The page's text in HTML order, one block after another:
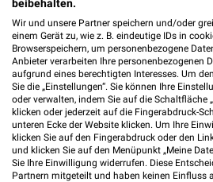
516,55 km • Angebote:
dm Schwabmünchen
Gottlieb-Daimler-Straße
86830 Schwabmünchen
Heute 08:00 - 20:00
515,75 km
beibehalten.
Wir und unsere Partner speichern und/oder
einem Gerät zu, wie z. B. eindeutige IDs in
Browserspeichern, um personenbezogene
Anbieter verarbeiten Ihre personenbezogenen
aufgrund eines berechtigten Interesses. Um
Sie die „Einstellungen“. Sie können Ihre
oder verwalten, indem Sie auf die Schaltfläche
klicken oder jederzeit auf die Fingerabdruck-
unteren Ecke der Website klicken. Um Ihre
klicken Sie auf den Fingerabdruck oder den
und klicken Sie auf den Menüpunkt „Meine
Sie Ihre Einwilligung widerrufen. Diese
Partnern mitgeteilt und haben keinen Einfluss